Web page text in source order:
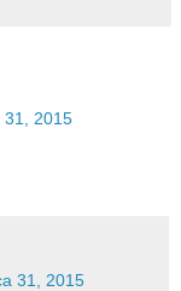
31, 2015
31, 2015